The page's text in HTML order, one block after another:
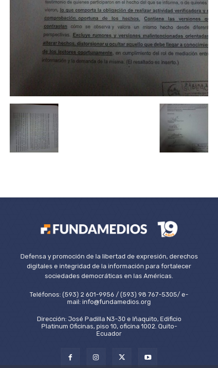
Defensa y promoción de la libertad de expresión, derechos
digitales e integridad de la información para fortalecer
sociedades democráticas en las Américas.
Teléfonos: (593) 2 601-9956 / (593) 98 767-5305/ e-
mail: info@fundamedios.org
Dirección: José Padilla N3-30 e Iñaquito, Edificio
Platinum Oficinas, piso 10, oficina 1002. Quito-
Ecuador